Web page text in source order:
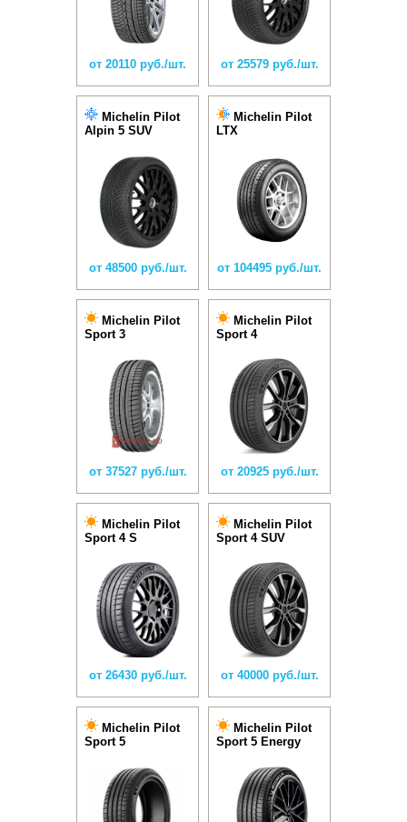
от 20110 руб./шт. от 25579 руб./шт.
Michelin Pilot
Alpin 5 SUV
от 48500 руб./шт.
Michelin Pilot
LTX
от 104495 руб./шт.
Michelin Pilot
Sport 3
от 37527 руб./шт.
Michelin Pilot
Sport 4
от 20925 руб./шт.
Michelin Pilot
Sport 4 S
от 26430 руб./шт.
Michelin Pilot
Sport 4 SUV
от 40000 руб./шт.
Michelin Pilot
Sport 5
Michelin Pilot
Sport 5 Energy